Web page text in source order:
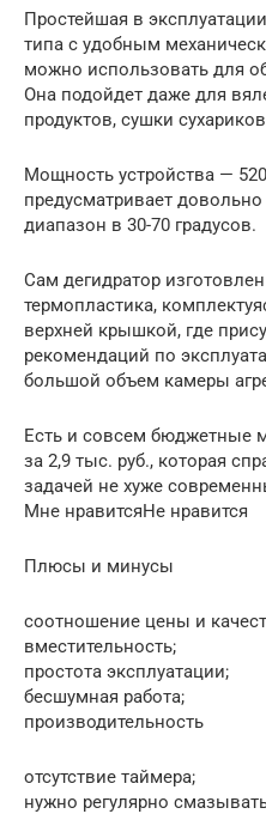
Простейшая в
типа с удобным
можно использовать для
Она подойдет даже для
продуктов, сушки
Мощность устройства —
предусматривает
диапазон в 30-70 градусов.
Сам дегидратор
термопластика,
верхней крышкой, где
рекомендаций по
большой объем камеры
Есть и совсем бюджетные
за 2,9 тыс. руб., которая
задачей не хуже
Мне нравитсяНе нравится
Плюсы и минусы
соотношение цены и
вместительность;
простота эксплуатации;
бесшумная работа;
производительность
отсутствие таймера;
нужно регулярно